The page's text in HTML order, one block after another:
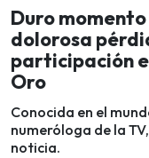
Duro
dolorosa
participación
Oro
Conocida en el
numeróloga de la
noticia.